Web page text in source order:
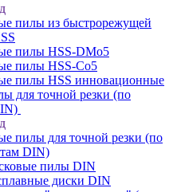
пилы из быстрорежущей
пилы HSS-DMo5
пилы HSS-Co5
пилы HSS инновационные
для точной резки (по
пилы для точной резки (по
DIN)
пилы DIN
диски DIN